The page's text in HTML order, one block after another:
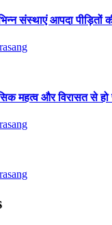
संस्थाएं आपदा
महत्व और विरासत से हो